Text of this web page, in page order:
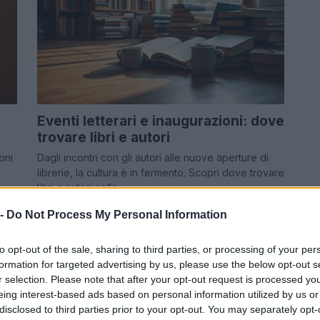
Do Not Process My Personal Information
opt-out of the sale, sharing to third parties, or processing of your
for targeted advertising by us, please use the below opt-out
selection. Please note that after your opt-out request is processed
interest-based ads based on personal information utilized by us
to third parties prior to your opt-out. You may separately
Eventi letterari e inaugurazioni: dove
trovare libri e autori
Dagli incontri con gli autori alle nuove aperture di
librerie, la cultura è in fermento. Scopri dove trovare
libri e autori nelle…
FUORI PORTA